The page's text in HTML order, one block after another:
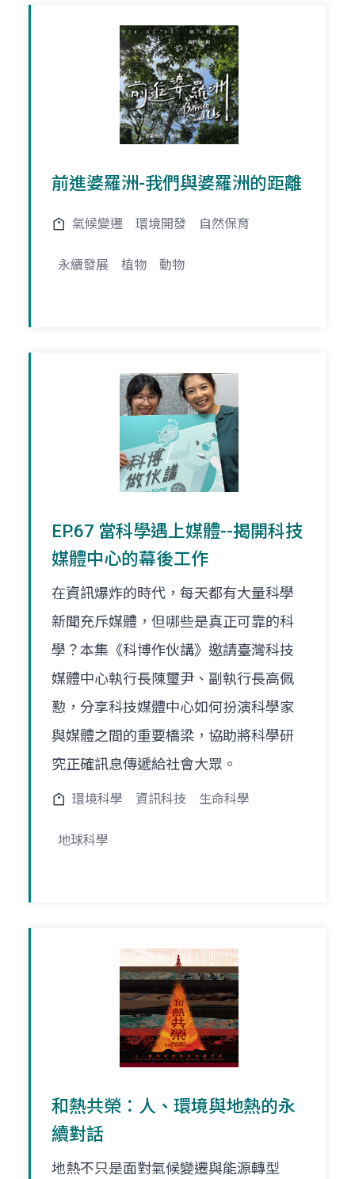
前進婆羅洲-我們與婆羅洲的距離
氣候變遷 環境開發 自然保育
永續發展 植物 動物
EP.67 當科學遇上媒體--揭開科技
媒體中心的幕後工作
在資訊爆炸的時代，每天都有大量科學
新聞充斥媒體，但哪些是真正可靠的科
學？本集《科博作伙講》邀請臺灣科技
媒體中心執行長陳璽尹、副執行長高佩
懃，分享科技媒體中心如何扮演科學家
與媒體之間的重要橋梁，協助將科學研
究正確訊息傳遞給社會大眾。
環境科學 資訊科技 生命科學
地球科學
和熱共榮：人、環境與地熱的永
續對話
地熱不只是面對氣候變遷與能源轉型